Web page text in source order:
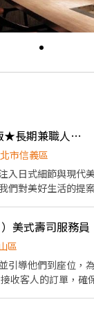
👍 五燈獎豬腳滷肉飯★長期兼職人員【多門市擴大徵才中】
市信義區
節與現代美學。 五燈獎台
們對美好生活的提
們正式進駐「台北 101
是你見過最整潔、
美式壽司服務員
區
引導他們到座位，